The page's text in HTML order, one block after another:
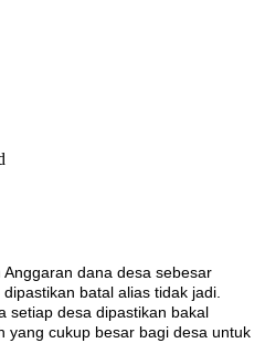
dana desa sebesar
batal alias tidak jadi.
setiap desa dipastikan bakal
yang cukup besar bagi desa untuk